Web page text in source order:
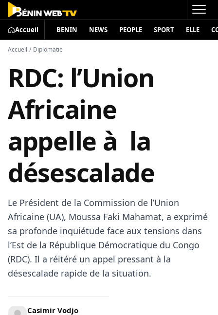
Accueil BENIN NEWS PEOPLE SPORT ELLE
Accueil / Diplomatie
RDC: l’Union
Africaine
appelle à la
désescalade
Le Président de la Commission de l’Union
Africaine (UA), Moussa Faki Mahamat, a exprimé
sa profonde inquiétude face aux tensions dans
l’Est de la République Démocratique du Congo
(RDC). Il a réitéré un appel pressant à la
désescalade rapide de la situation.
Casimir Vodjo